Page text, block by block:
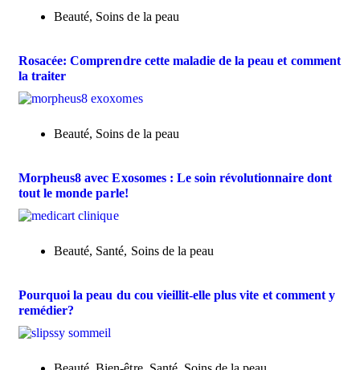
Beauté, Soins de la peau
Rosacée: Comprendre cette maladie de la peau et comment
la traiter
Beauté, Soins de la peau
Morpheus8 avec Exosomes : Le soin révolutionnaire dont
tout le monde parle!
Beauté, Santé, Soins de la peau
Pourquoi la peau du cou vieillit-elle plus vite et comment y
remédier?